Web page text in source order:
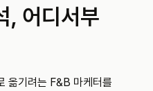
, 어디서부
옮기려는 F&B 마케터를